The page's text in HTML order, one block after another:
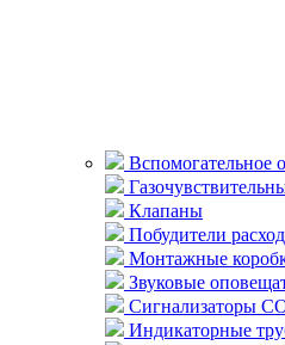
Вспомогательное
Клапаны
Побудители
Монтажные
Звуковые
Сигнализаторы
Индикаторные